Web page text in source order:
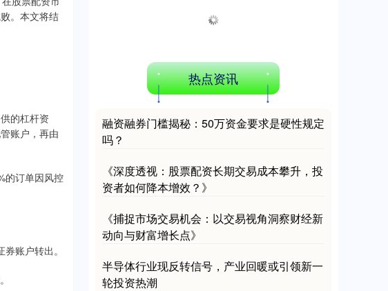
。本文将结
的杠杆资
账户，再由
的订单因风控
账户转出。
深证成指 14311.01 +200.89 +1.42%
沪深300 4694.44 +43.13 +0.93%
热点资讯
融资融券门槛揭秘：50万资金要求是硬性规定
吗？
《深度透视：股票配资长期交易成本攀升，投
资者如何降本增效？》
《捕捉市场交易机会：以交易视角洞察财经新
动向与财富增长点》
半导体行业现反转信号，产业回暖或引领新一
轮投资热潮